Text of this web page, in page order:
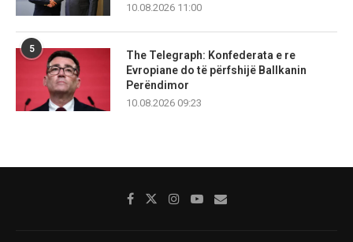
10.08.2026 11:00
5
The Telegraph: Konfederata e re
Evropiane do të përfshijë Ballkanin
Perëndimor
10.08.2026 09:23